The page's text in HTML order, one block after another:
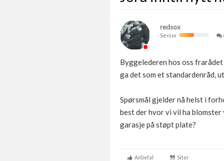
redsox
Senior
Byggelederen hos oss
ga det som et standardenråd,
Spørsmål gjelder nå helst i
best der hvor vi vil ha
garasje på støpt plate?
Anbefal Siter